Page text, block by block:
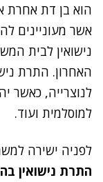
הוא בן דת אחרת
אשר מעוניינים
נישואין לבית
האחרון. התרת
לנוצרייה, כאשר
למוסלמית ועוד.
לפניה ישירה
התרת נישואין